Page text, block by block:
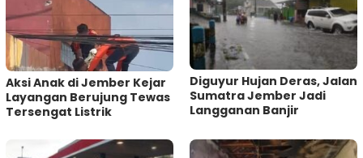
Aksi Anak di Jember Kejar
Layangan Berujung Tewas
Tersengat Listrik
Diguyur Hujan Deras, Jalan
Sumatra Jember Jadi
Langganan Banjir